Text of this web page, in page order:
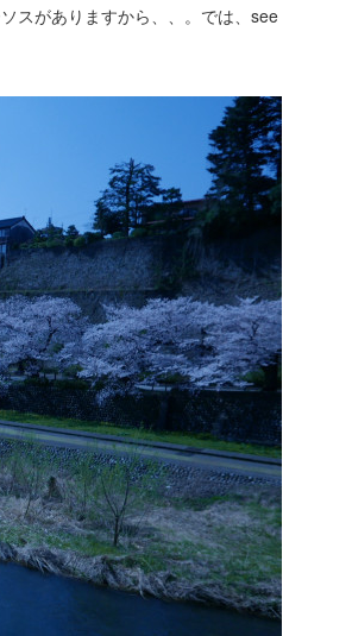
スがありますから、、。では、see